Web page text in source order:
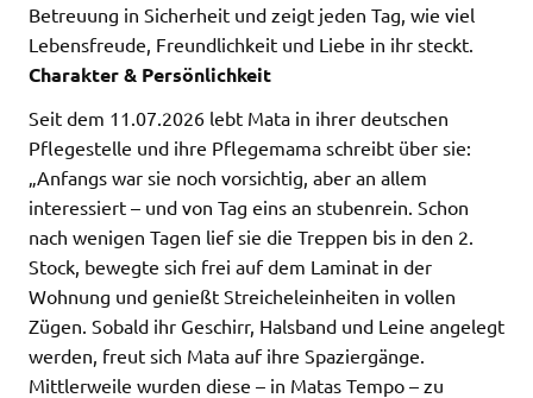
Betreuung in Sicherheit und zeigt jeden Tag, wie viel
Lebensfreude, Freundlichkeit und Liebe in ihr steckt.
Charakter & Persönlichkeit
Seit dem 11.07.2026 lebt Mata in ihrer deutschen
Pflegestelle und ihre Pflegemama schreibt über sie:
„Anfangs war sie noch vorsichtig, aber an allem
interessiert – und von Tag eins an stubenrein. Schon
nach wenigen Tagen lief sie die Treppen bis in den 2.
Stock, bewegte sich frei auf dem Laminat in der
Wohnung und genießt Streicheleinheiten in vollen
Zügen. Sobald ihr Geschirr, Halsband und Leine angelegt
werden, freut sich Mata auf ihre Spaziergänge.
Mittlerweile wurden diese – in Matas Tempo – zu